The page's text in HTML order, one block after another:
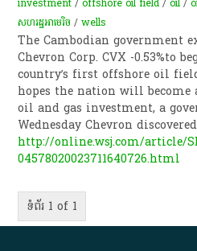
សហរដ្ឋអាមេរិច /wells
The Cambodian government
Chevron Corp. CVX -0.53%to
country’s first offshore oil
hopes the nation will
oil and gas investment, a
Wednesday Chevron
http://online.wsj.com/article/
04578020023711640726.html
ទំព័រ 1 of 1